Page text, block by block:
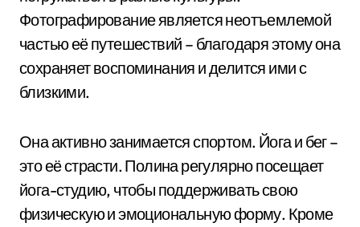
Фотографирование является неотъемлемой
частью её путешествий – благодаря этому она
сохраняет воспоминания и делится ими с
близкими.
Она активно занимается спортом. Йога и бег –
это её страсти. Полина регулярно посещает
йога-студию, чтобы поддерживать свою
физическую и эмоциональную форму. Кроме